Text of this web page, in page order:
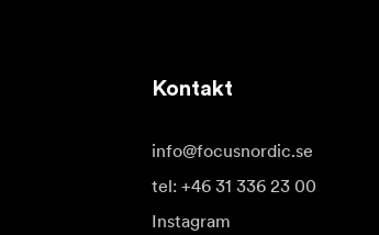
Kontakt
info@focusnordic.se
tel: +46 31 336 23 00
Instagram